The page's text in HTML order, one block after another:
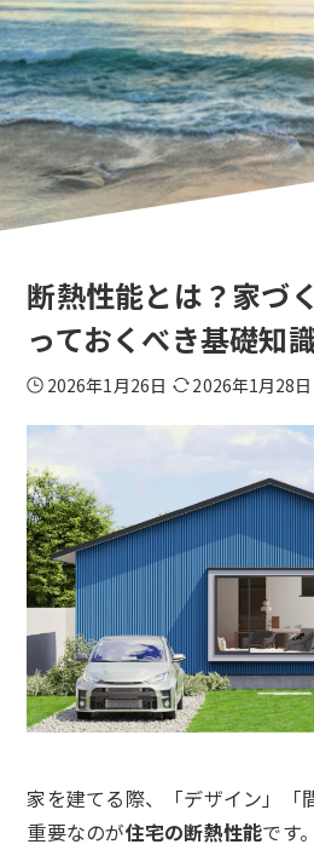
断熱性能とは？家づ
っておくべき基礎知識
2026年1月26日 2026年1月28日
家を建てる際、「デザイン」「
重要なのが住宅の断熱性能です